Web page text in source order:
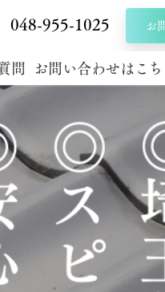
048-955-1025 お
問 お問い合わせはこち